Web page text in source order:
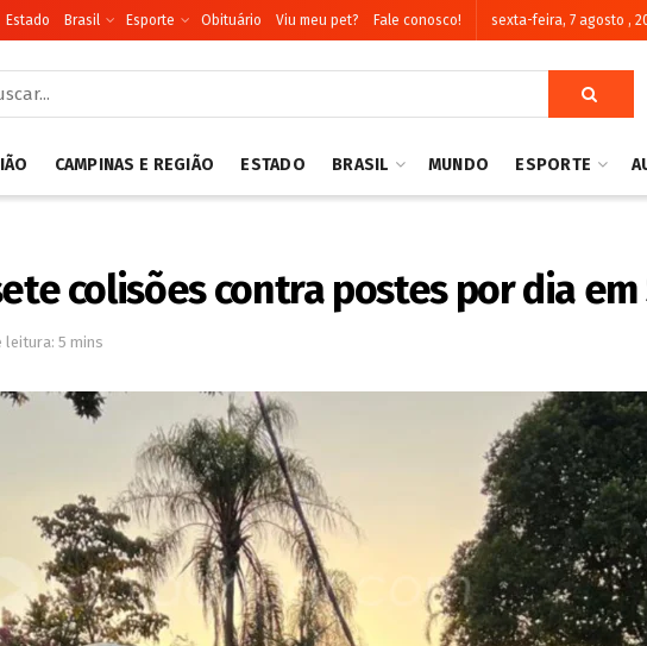
Estado Brasil Esporte Obituário Viu meu pet? Fale conosco! sexta-feira, 7 agosto ,
CAMPINAS E REGIÃO ESTADO BRASIL MUNDO ESPORTE
colisões contra postes por dia em
leitura: 5 mins